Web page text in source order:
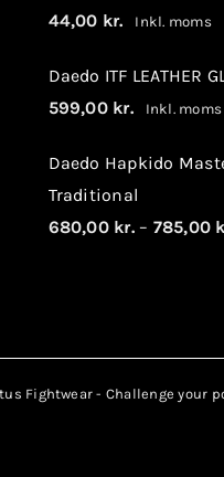
44,00 kr. Inkl. moms
Daedo ITF LEATHER
599,00 kr. Inkl. moms
Daedo Hapkido
Traditional
680,00 kr. – 785,00
Fightwear - Challenge your